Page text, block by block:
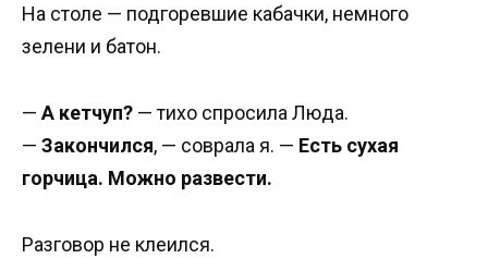
На столе — подгоревшие кабачки, немного
зелени и батон.
— А кетчуп? — тихо спросила Люда.
— Закончился, — соврала я. — Есть сухая
горчица. Можно развести.
Разговор не клеился.